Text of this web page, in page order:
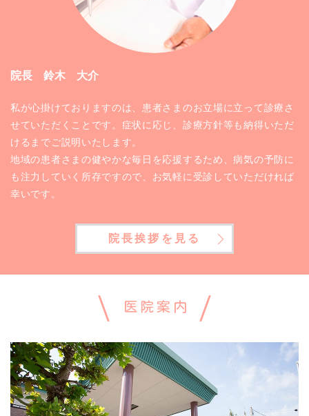
院長 鈴木 大介
私が心掛けておりますのは、患者さまのお立場に立って診療さ
せていただくことです。症状に応じ、診療方針等も納得いただ
けるまでご説明いたします。
地域の患者さまの健やかな毎日を応援するため、病気の予防に
も注力していく所存ですので、お気軽に受診していただければ
幸いです。
院長挨拶を見る
医院案内